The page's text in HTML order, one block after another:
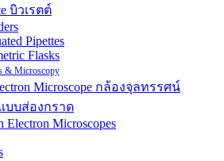
บิวเรตต์
Pipettes
Flasks
& Microscopy
Microscope กล้องจุลทรรศน์
บบส่องกราด
Electron Microscopes